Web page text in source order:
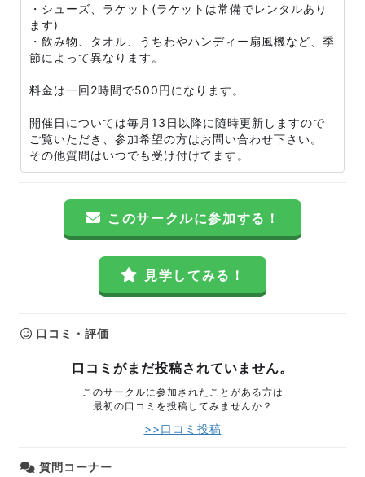
・シューズ、ラケット(ラケットは常備でレンタルあり
ます)
・飲み物、タオル、うちわやハンディー扇風機など、季
節によって異なります。
料金は一回2時間で500円になります。
開催日については毎月13日以降に随時更新しますので
ご覧いただき、参加希望の方はお問い合わせ下さい。
その他質問はいつでも受け付けてます。
このサークルに参加する！
見学してみる！
口コミ・評価
口コミがまだ投稿されていません。
このサークルに参加されたことがある方は
最初の口コミを投稿してみませんか？
>>口コミ投稿
質問コーナー